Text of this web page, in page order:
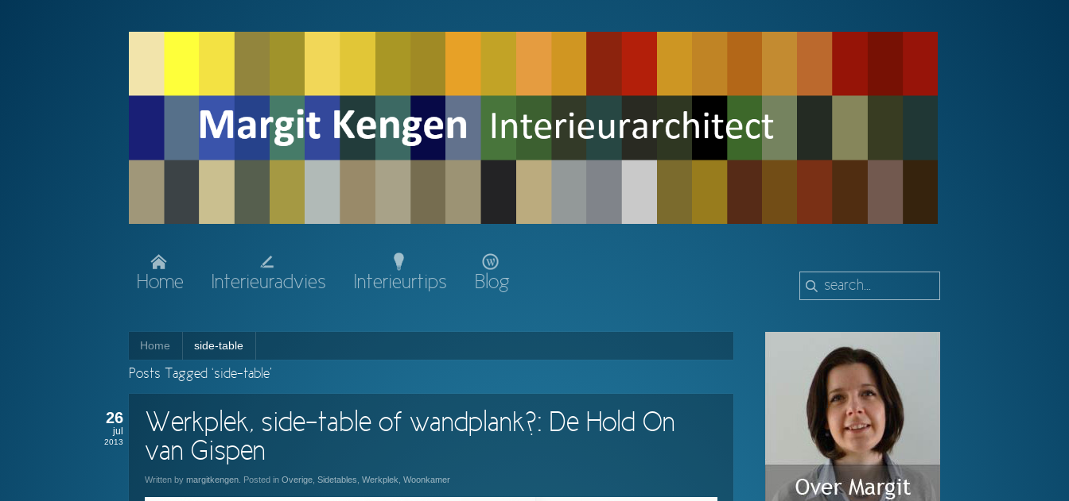
Home Interieuradvies Interieurtips Blog
Home side-table
Posts Tagged ‘side-table’
26
jul
2013
Werkplek, side-table of wandplank?: De Hold On
van Gispen
Written by margitkengen . Posted in Overige Sidetables Werkplek Woonkamer